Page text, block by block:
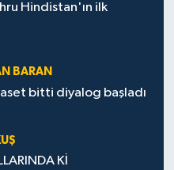
Hindistan'ın ilk
BARAN
bitti diyalog başladı
Kİ